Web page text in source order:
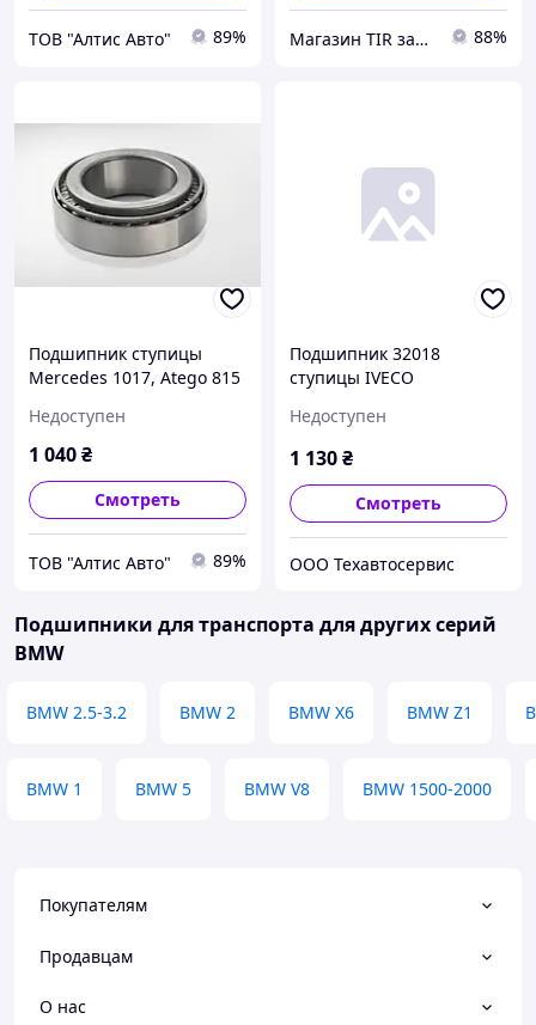
ТОВ "Алтис Авто" 89% Магазин TIR запчастей для грузовиков, тягачей ТИР 88%
Подшипник ступицы
Mercedes 1017, Atego 815
Automotive 070.994-10A
Недоступен
1 040₴
Смотреть
ТОВ "Алтис Авто" 89%
Подшипник 32018
ступицы IVECO
RENAULT MIDLINER,
VOLVO (пр-во SKF)
Недоступен
1 130₴
Смотреть
ООО Техавтосервис
Подшипники для транспорта для других серий
BMW
BMW 2.5-3.2 BMW 2 BMW X6 BMW Z1
BMW 1 BMW 5 BMW V8 BMW 1500-2000
Покупателям
Продавцам
О нас